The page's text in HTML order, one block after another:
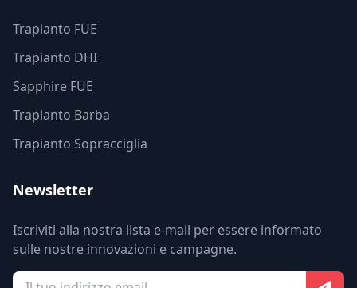
Trapianto FUE
Trapianto DHI
Sapphire FUE
Trapianto Barba
Trapianto Sopracciglia
Newsletter
Iscriviti alla nostra lista e-mail per essere informato
sulle nostre innovazioni e campagne.